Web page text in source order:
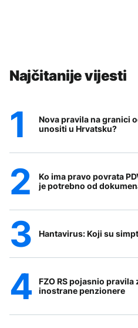
Najčitanije vijesti
Nova pravila na granici
unositi u Hrvatsku?
Ko ima pravo povrata
je potrebno od
Hantavirus: Koji su
FZO RS pojasnio
inostrane penzionere